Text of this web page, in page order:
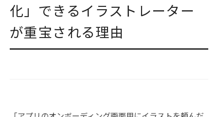
化」できるイラストレーター
が重宝される理由